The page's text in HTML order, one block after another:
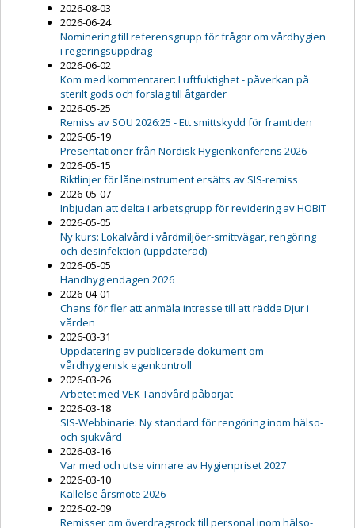
2026-08-03
2026-06-24
Nominering till referensgrupp för frågor om vårdhygien
i regeringsuppdrag
2026-06-02
Kom med kommentarer: Luftfuktighet - påverkan på
sterilt gods och förslag till åtgärder
2026-05-25
Remiss av SOU 2026:25 - Ett smittskydd för framtiden
2026-05-19
Presentationer från Nordisk Hygienkonferens 2026
2026-05-15
Riktlinjer för låneinstrument ersätts av SIS-remiss
2026-05-07
Inbjudan att delta i arbetsgrupp för revidering av HOBIT
2026-05-05
Ny kurs: Lokalvård i vårdmiljöer-smittvägar, rengöring
och desinfektion (uppdaterad)
2026-05-05
Handhygiendagen 2026
2026-04-01
Chans för fler att anmäla intresse till att rädda Djur i
vården
2026-03-31
Uppdatering av publicerade dokument om
vårdhygienisk egenkontroll
2026-03-26
Arbetet med VEK Tandvård påbörjat
2026-03-18
SIS-Webbinarie: Ny standard för rengöring inom hälso-
och sjukvård
2026-03-16
Var med och utse vinnare av Hygienpriset 2027
2026-03-10
Kallelse årsmöte 2026
2026-02-09
Remisser om överdragsrock till personal inom hälso-